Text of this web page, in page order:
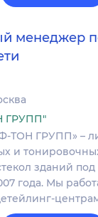
менеджер
ГРУПП"
ТОН ГРУПП» –
и
зданий
года. Мы